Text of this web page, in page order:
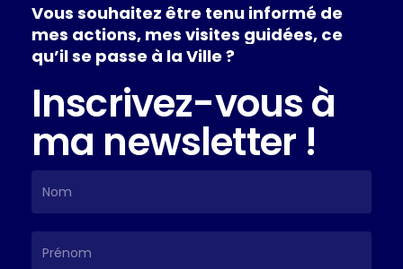
Vous souhaitez être tenu informé de
mes actions, mes visites guidées, ce
qu’ilse passe à la Ville?
Inscrivez-vous à
ma newsletter !